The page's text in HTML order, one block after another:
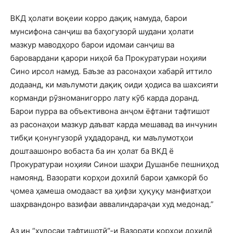
ВКД ҳолати воқеии корро дақиқ намуда, барои
мунсифона санҷиш ва баҳогузорӣ шудани ҳолати
мазкур маводҳоро барои идомаи санҷиш ва
баровардани қарори ниҳоӣ ба Прокуратураи ноҳияи
Сино ирсол намуд. Баъзе аз расонаҳои хабарӣ иттило
додаанд, ки маълумоти дақиқ оиди ҳодиса ва шахсияти
корманди рӯзноманигорро лату кӯб карда доранд.
Барои пурра ва объективона анҷом ёфтани тафтишот
аз расонаҳои мазкур даъват карда мешавад ва инчунин
тибқи қонунгузорӣ уҳдадоранд, ки маълумотҳои
доштаашонро вобаста ба ин ҳолат ба ВКД ё
Прокуратураи ноҳияи Синои шаҳри Душанбе пешниҳод
намоянд. Вазорати корҳои дохилӣ барои ҳамкорӣ бо
ҷомеа ҳамеша омодааст ва ҳифзи ҳуқуқу манфиатҳои
шаҳрвандонро вазифаи аввалиндараҷаи худ медонад.”
Аз ин “хулосаи тафтишотӣ”-и Вазорати корҳои дохилӣ